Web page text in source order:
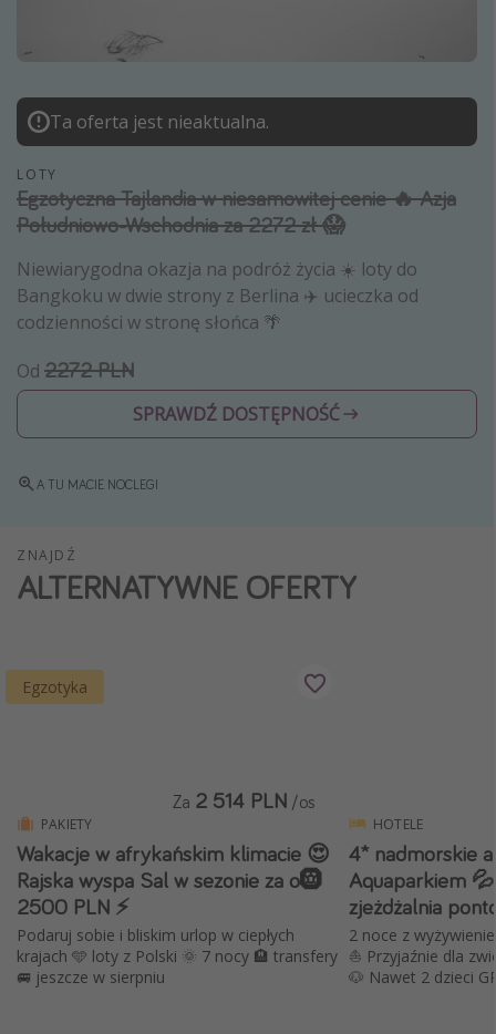
Zanzibar
Polska
Malediwy
Azja Południowo-Wschodnia
Tajlandia
Wszystkie kierunki
Rodzaj wyjazdu
Wakacje All Inclusive
Wakacje do 1000 PLN
Noclegi z prywatnym jacuzzi w pokoju/na tarasie
City Break
Hotele SPA i wellness
Wyjazd na narty
Wyjazdy na Majówkę
Newsy, ciekawostki, porady podróżnicze
Najlepsze aplikacje podróżnicze
Kalendarz podróży
Ta oferta jest nieaktualna.
LOTY
Egzotyczna Tajlandia w niesamowitej cenie 🔥 Azja
Południowo-Wschodnia za 2272 zł 😱
Niewiarygodna okazja na podróż życia ☀️ loty do
Bangkoku w dwie strony z Berlina ✈️ ucieczka od
codzienności w stronę słońca 🌴
Od 2272 PLN
SPRAWDŹ DOSTĘPNOŚĆ
A TU MACIE NOCLEGI
ZNAJDŹ
ALTERNATYWNE OFERTY
Egzotyka
PAKIETY
Wakacje w afrykańskim klimacie 😍
Rajska wyspa Sal w sezonie za o🛞
2500 PLN ⚡️
Podaruj sobie i bliskim urlop w ciepłych
krajach 🩵 loty z Polski 🌞 7 nocy 🏨 transfery
🚐 jeszcze w sierpniu
Za 2 514 PLN /os
HOTELE
4* nadmorskie
Aquaparkiem
zjeżdżalnia
2 noce z
⛵️ Przyjaźnie dla
🐶 Nawet 2 dzieci